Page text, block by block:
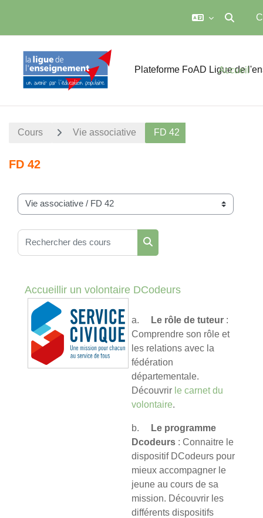
Activer/
Plateforme FoAD Ligue de
Accueil
Cours Vie associative FD 42
FD 42
Catégories de cours
Rechercher des cours
Rechercher des cours
Accueillir un volontaire DCodeurs
a. Le rôle de tuteur :
Comprendre son rôle et
les relations avec la
fédération
départementale.
Découvrir le carnet du
volontaire.
b.
Le programme
Dcodeurs : Connaitre le
dispositif DCodeurs pour
mieux accompagner le
jeune au cours de sa
mission. Découvrir les
différents dispositifs